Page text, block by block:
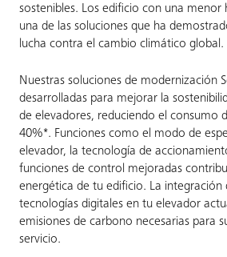
sostenibles. Los edificio con una menor
una de las soluciones que ha
lucha contra el cambio climático global.
Nuestras soluciones de modernización
desarrolladas para mejorar la
de elevadores, reduciendo el consumo
40%*. Funciones como el modo de
elevador, la tecnología de
funciones de control mejoradas
energética de tu edificio. La integración
tecnologías digitales en tu elevador
emisiones de carbono necesarias para
servicio.